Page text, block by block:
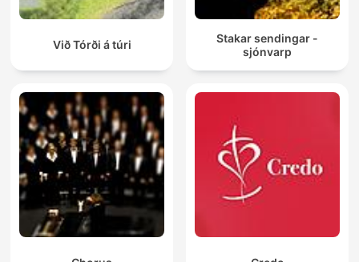
Við Tórði á túri
Stakar sendingar -
sjónvarp